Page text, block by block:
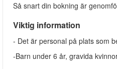
Så snart din bokning är
Viktig information
- Det är personal på plats som
-Barn under 6 år, gravida